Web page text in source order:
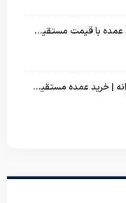
پتو گلبافت دونفره جدید | خرید عمده با قیمت مستقیم و طرح‌های پرفروش بازار
قیمت پتو تک نفره برجسته پروانه | خرید عمده مستقیم با بهترین قیمت بازار